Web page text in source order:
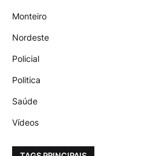
Monteiro
Nordeste
Policial
Politica
Saúde
Vídeos